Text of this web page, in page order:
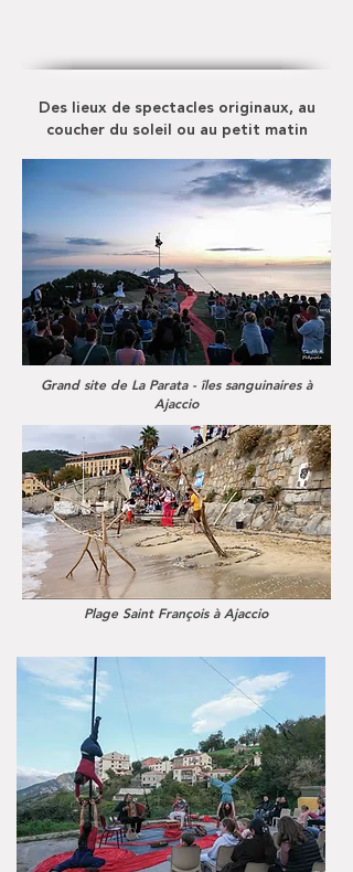
Des lieux de spectacles originaux, au
coucher du soleil ou au petit matin
Grand site de La Parata - îles sanguinaires à
Ajaccio
Plage Saint François à Ajaccio